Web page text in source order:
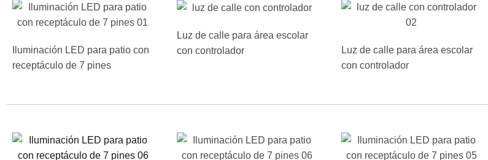
Iluminación LED para patio con
receptáculo de 7 pines
Luz de calle para área escolar
con controlador
Luz de calle para área escolar
con controlador